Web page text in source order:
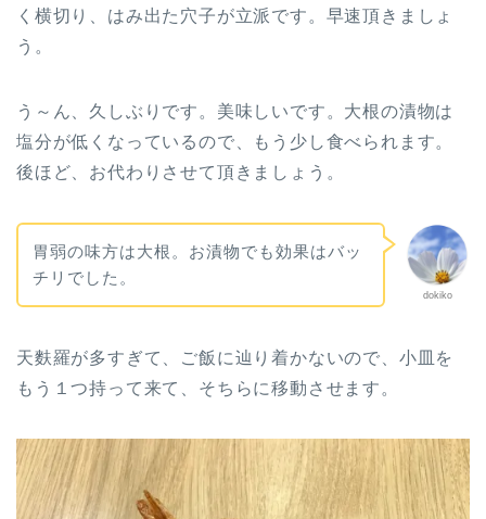
く横切り、はみ出た穴子が立派です。早速頂きましょ
う。
う～ん、久しぶりです。美味しいです。大根の漬物は
塩分が低くなっているので、もう少し食べられます。
後ほど、お代わりさせて頂きましょう。
dokiko
胃弱の味方は大根。お漬物でも効果はバッ
チリでした。
天麩羅が多すぎて、ご飯に辿り着かないので、小皿を
もう１つ持って来て、そちらに移動させます。